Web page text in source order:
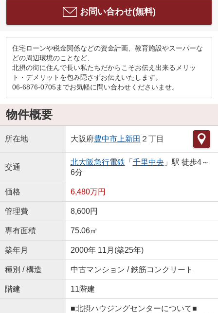
お問い合わせ(無料)
住宅ローンや税金関係などの資金計画、教育施設やスーパーな
どの周辺環境のことなど、
北摂の街に住んで長い私たちだからこそお伝え出来るメリッ
ト・デメリットを包み隠さずお伝えいたします。
06-6876-0705までお気軽に問い合わせくださいませ。
物件概要
所在地 大阪府豊中市上新田 ２丁目
交通
北大阪急行電鉄 「 千里中央 」駅 徒歩4～
6分
価格 6,480万円
管理費 8,600円
専有面積 75.06㎡
築年月 2000年 11月(築25年)
種別 / 構造 中古マンション / 鉄筋コンクリート
階建 11階建
■北摂ハウジングセンターについて■